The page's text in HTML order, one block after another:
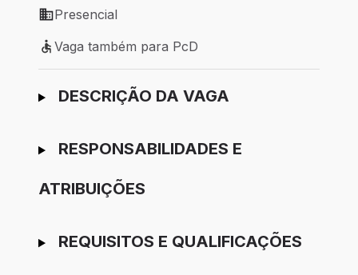
Modelo de trabalho: Presencial
Presencial
Vaga também para PcD
Vaga também para PcD
Ir para candidatura
DESCRIÇÃO DA VAGA
RESPONSABILIDADES E
ATRIBUIÇÕES
REQUISITOS E QUALIFICAÇÕES